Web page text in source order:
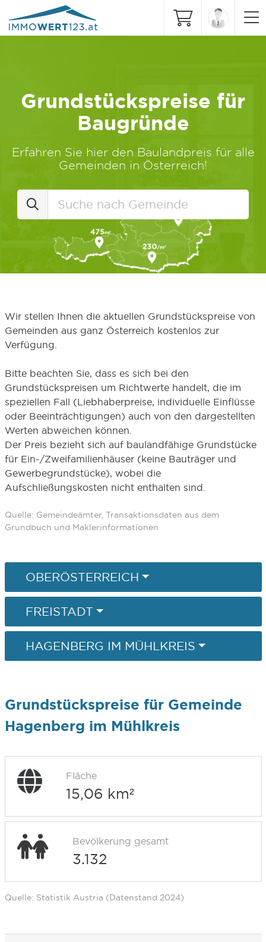
Grundstückspreise für
Baugründe
Erfahren Sie hier den Baulandpreis für alle
Gemeinden in Österreich!
Wir stellen Ihnen die aktuellen Grundstückspreise von
Gemeinden aus ganz Österreich kostenlos zur
Verfügung.
Bitte beachten Sie, dass es sich bei den
Grundstückspreisen um Richtwerte handelt, die im
speziellen Fall (Liebhaberpreise, individuelle Einflüsse
oder Beeinträchtigungen) auch von den dargestellten
Werten abweichen können.
Der Preis bezieht sich auf baulandfähige Grundstücke
für Ein-/Zweifamilienhäuser (keine Bauträger und
Gewerbegrundstücke), wobei die
Aufschließungskosten nicht enthalten sind.
Quelle: Gemeindeämter, Transaktionsdaten aus dem
Grundbuch und Maklerinformationen
OBERÖSTERREICH
FREISTADT
HAGENBERG IM MÜHLKREIS
Grundstückspreise für Gemeinde
Hagenberg im Mühlkreis
Fläche
15,06 km²
Bevölkerung gesamt
3.132
Quelle: Statistik Austria (Datenstand 2024)